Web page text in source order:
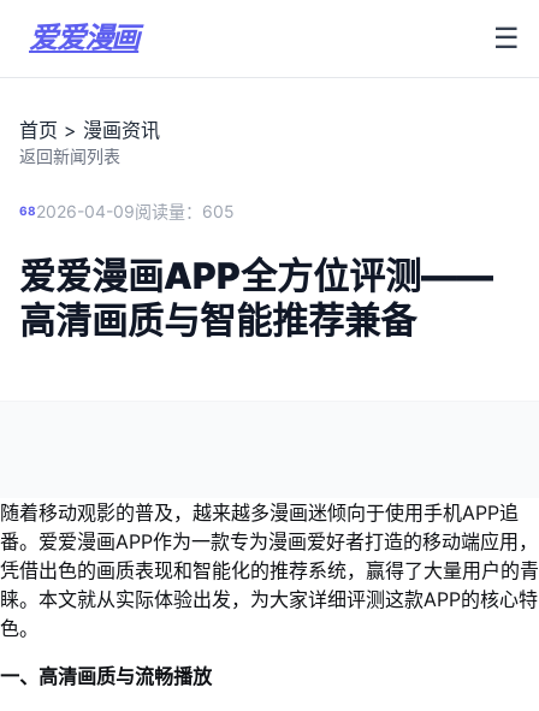
爱爱漫画 ☰
首页 > 漫画资讯
返回新闻列表
682026-04-09阅读量：605
爱爱漫画APP全方位评测——
高清画质与智能推荐兼备
随着移动观影的普及，越来越多漫画迷倾向于使用手机APP追
番。爱爱漫画APP作为一款专为漫画爱好者打造的移动端应用，
凭借出色的画质表现和智能化的推荐系统，赢得了大量用户的青
睐。本文就从实际体验出发，为大家详细评测这款APP的核心特
色。
一、高清画质与流畅播放